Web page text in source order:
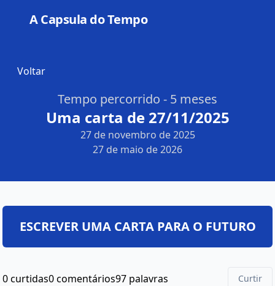
A Capsula do Tempo
Voltar
Tempo percorrido - 5 meses
Uma carta de 27/11/2025
27 de novembro de 2025
27 de maio de 2026
0 curtidas0 comentários97 palavras Curtir
ESCREVER UMA CARTA PARA O FUTURO